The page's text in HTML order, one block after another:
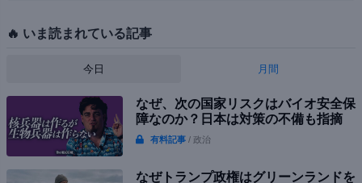
🔥 いま読まれている記事
今日 月間
なぜ、次の国家リスクはバイオ安全保
障なのか？日本は対策の不備も指摘
有料記事 / 政治
なぜトランプ政権はグリーンランドを